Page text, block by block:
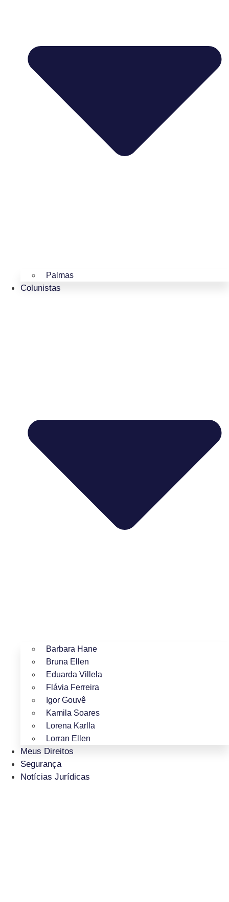
Palmas
Colunistas
Barbara Hane
Bruna Ellen
Eduarda Villela
Flávia Ferreira
Igor Gouvê
Kamila Soares
Lorena Karlla
Lorran Ellen
Meus Direitos
Segurança
Notícias Jurídicas